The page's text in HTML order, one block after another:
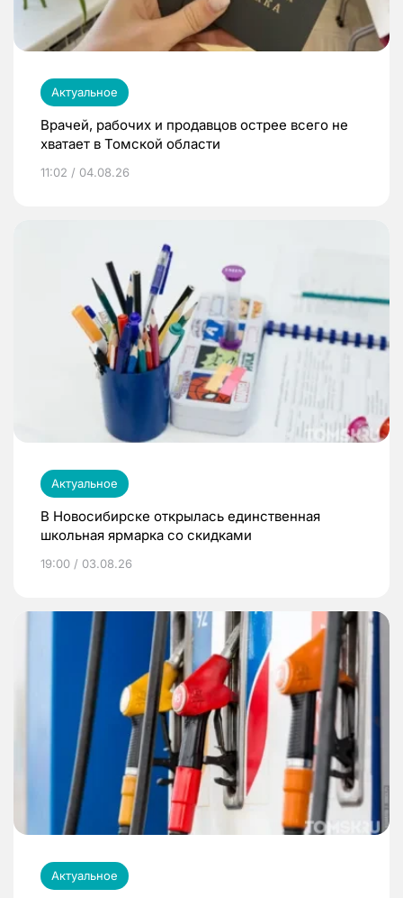
Актуальное
Врачей, рабочих и продавцов острее всего не
хватает в Томской области
11:02 / 04.08.26
Актуальное
В Новосибирске открылась единственная
школьная ярмарка со скидками
19:00 / 03.08.26
Актуальное